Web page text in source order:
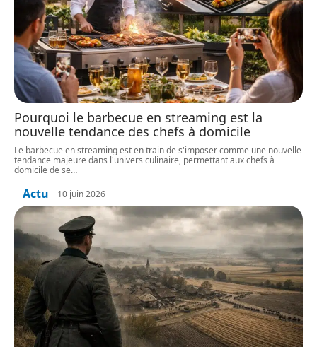
Pourquoi le barbecue en streaming est la
nouvelle tendance des chefs à domicile
Le barbecue en streaming est en train de s'imposer comme une nouvelle
tendance majeure dans l'univers culinaire, permettant aux chefs à
domicile de se…
Actu 10 juin 2026